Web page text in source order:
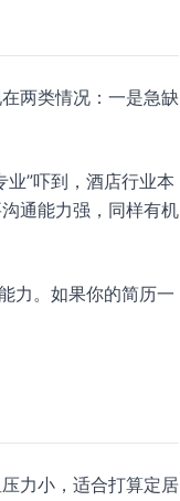
两类情况：一是急缺
”吓到，酒店行业本
通能力强，同样有机
力。如果你的简历一
力小，适合打算定居